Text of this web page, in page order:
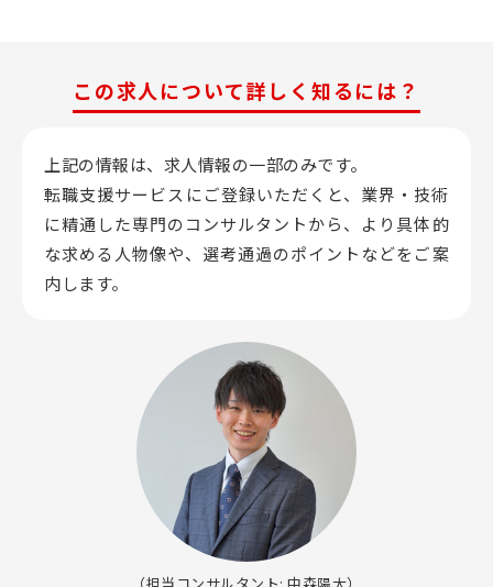
この求人について詳しく知るには？
上記の情報は、求人情報の一部のみです。
転職支援サービスにご登録いただくと、業界・技術
に精通した専門のコンサルタントから、 より具体的
な求める人物像や、選考通過のポイントなどをご案
内します。